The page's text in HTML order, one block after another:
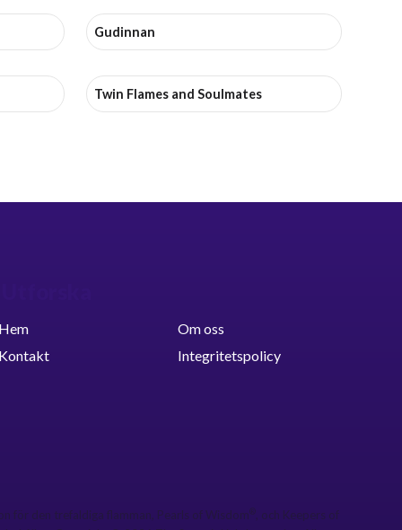
Gudinnan
Twin Flames and Soulmates
Om oss
Integritetspolicy
för den trefaldiga flamman, Pearls of Wisdom®, och Keepers of